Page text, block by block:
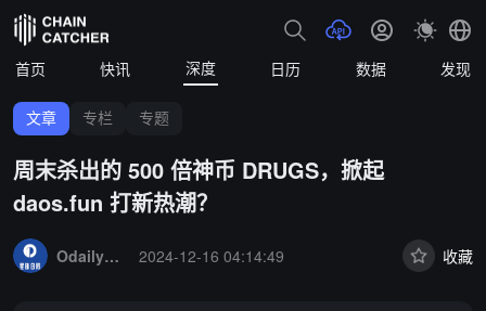
首页 快讯 深度 日历 数据 发现
文章 专栏 专题
周末杀出的 500 倍神币 DRUGS，掀起
daos.fun 打新热潮？
OdailyNews
2024-12-16 04:14:49 收藏